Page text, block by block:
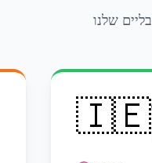
שלנו
🇮🇪